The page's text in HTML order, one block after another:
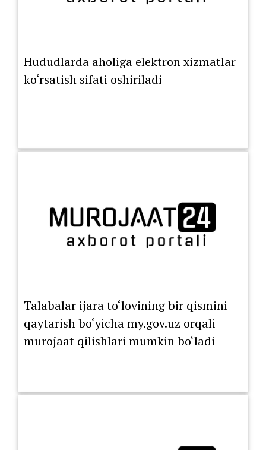
Hududlarda aholiga elektron xizmatlar
ko‘rsatish sifati oshiriladi
Talabalar ijara to‘lovining bir qismini
qaytarish bo‘yicha my.gov.uz orqali
murojaat qilishlari mumkin bo‘ladi